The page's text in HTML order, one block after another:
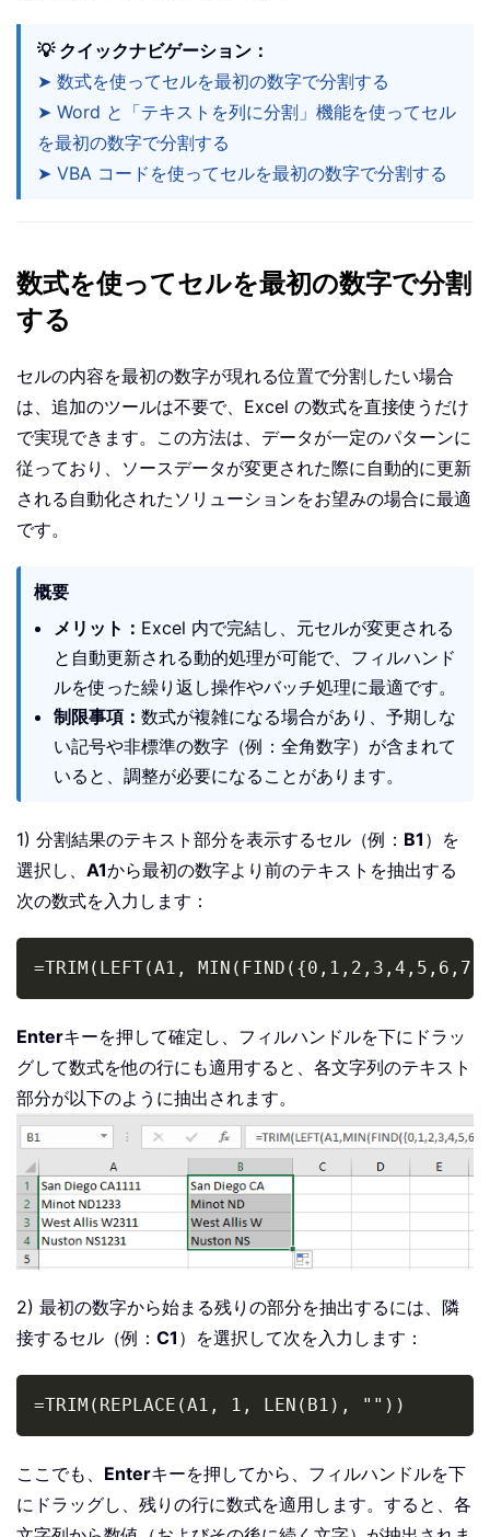
💡 クイックナビゲーション：
➤ 数式を使ってセルを最初の数字で分割する
➤ Word と「テキストを列に分割」機能を使ってセル
を最初の数字で分割する
➤ VBA コードを使ってセルを最初の数字で分割する
数式を使ってセルを最初の数字で分割
する
セルの内容を最初の数字が現れる位置で分割したい場合
は、追加のツールは不要で、Excel の数式を直接使うだけ
で実現できます。この方法は、データが一定のパターンに
従っており、ソースデータが変更された際に自動的に更新
される自動化されたソリューションをお望みの場合に最適
です。
概要
メリット： Excel 内で完結し、元セルが変更される
と自動更新される動的処理が可能で、フィルハンド
ルを使った繰り返し操作やバッチ処理に最適です。
制限事項： 数式が複雑になる場合があり、予期しな
い記号や非標準の数字（例：全角数字）が含まれて
いると、調整が必要になることがあります。
1) 分割結果のテキスト部分を表示するセル（例： B1 ）を
選択し、 A1から最初の数字より前のテキストを抽出する
次の数式を入力します：
=TRIM(LEFT(A1, Copy
Enterキーを押して確定し、フィルハンドルを下にドラッ
グして数式を他の行にも適用すると、各文字列のテキスト
部分が以下のように抽出されます。
2) 最初の数字から始まる残りの部分を抽出するには、隣
接するセル（例： C1 ）を選択して次を入力します：
=TRIM(REPLACE(A1, 1, LEN(B1), ""))Copy
ここでも、 Enterキーを押してから、フィルハンドルを下
にドラッグし、残りの行に数式を適用します。すると、各